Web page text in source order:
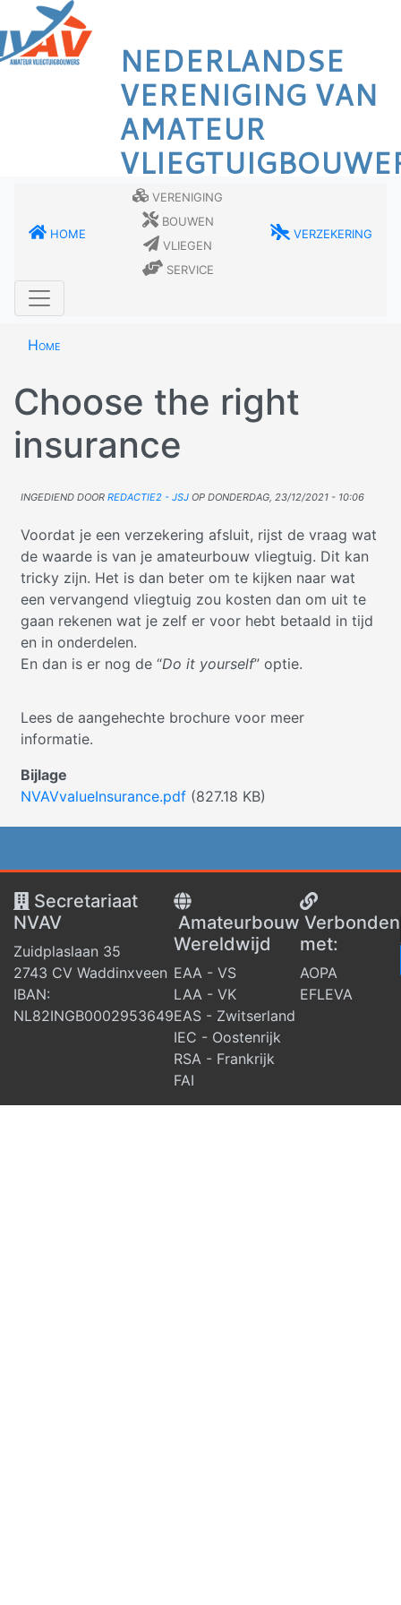
Overslaan
en
naar
NEDERLANDSE
VERENIGING VAN
AMATEUR
Home
Vereniging
Bouwen
Vliegen
Service
Verzekering
Home
Choose the right
insurance
Ingediend doorRedactie2 - jsjopdonderdag, 23/12/2021 - 10:06
Voordat je een verzekering afsluit, rijst de vraag wat
de waarde is van je amateurbouw vliegtuig. Dit kan
tricky zijn. Het is dan beter om te kijken naar wat
een vervangend vliegtuig zou kosten dan om uit te
gaan rekenen wat je zelf er voor hebt betaald in tijd
en in onderdelen.
En dan is er nog de “Do it yourself” optie.
Lees de aangehechte brochure voor meer
informatie.
Bijlage
NVAVvalueInsurance.pdf (827.18 KB)
Secretariaat
NVAV
Zuidplaslaan 35
2743 CV Waddinxveen
IBAN:
NL82INGB0002953649
Amateurbouw
Wereldwijd
EAA - VS
LAA - VK
EAS - Zwitserland
IEC - Oostenrijk
RSA - Frankrijk
FAI
Verbonden
met:
AOPA
EFLEVA